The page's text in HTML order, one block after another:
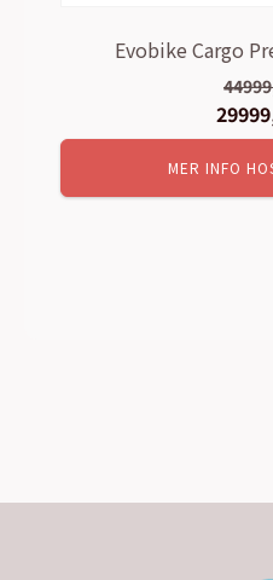
Evobike Cargo
Det
priset
var:
MER INFO